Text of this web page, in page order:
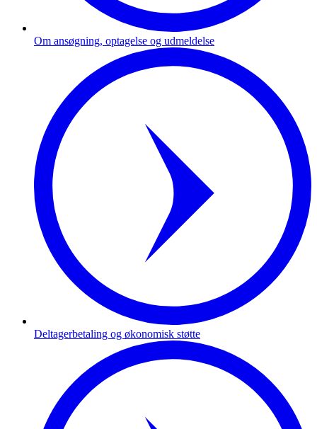
Om ansøgning, optagelse og udmeldelse
Deltagerbetaling og økonomisk støtte